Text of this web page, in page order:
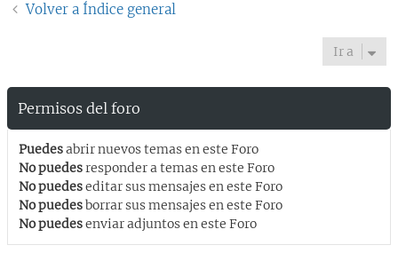
Volver a Índice general
Ir a
Permisos del foro
Puedesabrir nuevos temas en este Foro
No puedesresponder a temas en este Foro
No puedeseditar sus mensajes en este Foro
No puedesborrar sus mensajes en este Foro
No puedesenviar adjuntos en este Foro